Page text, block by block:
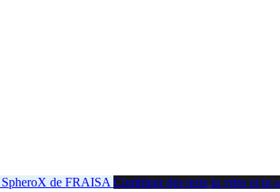
de FRAISA Combiner des tests in vitro et in